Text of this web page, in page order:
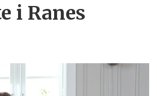
i Ranes